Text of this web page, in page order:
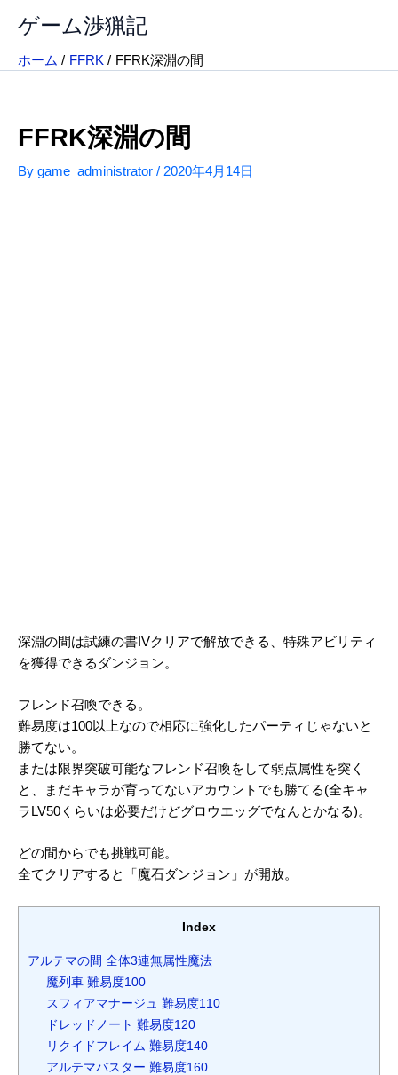
ス
ゲーム渉猟記
ホーム FFRK FFRK深淵の間
FFRK深淵の間
By game_administrator / 2020年4月14日
深淵の間は試練の書IVクリアで解放できる、特殊アビリティ
を獲得できるダンジョン。
フレンド召喚できる。
難易度は100以上なので相応に強化したパーティじゃないと
勝てない。
または限界突破可能なフレンド召喚をして弱点属性を突く
と、まだキャラが育ってないアカウントでも勝てる(全キャ
ラLV50くらいは必要だけどグロウエッグでなんとかなる)。
どの間からでも挑戦可能。
全てクリアすると「魔石ダンジョン」が開放。
Index
アルテマの間 全体3連無属性魔法
魔列車 難易度100
スフィアマナージュ 難易度110
ドレッドノート 難易度120
リクイドフレイム 難易度140
アルテマバスター 難易度160